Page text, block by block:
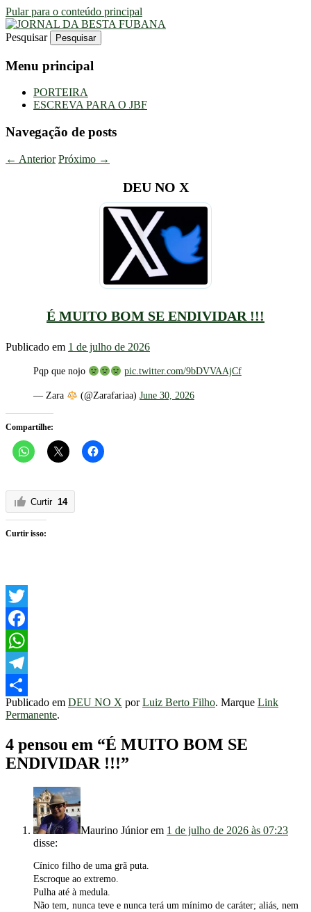
Pular para o conteúdo principal
JORNAL DA BESTA FUBANA
Uma Gazeta Escrota
Pesquisar
Menu principal
PORTEIRA
ESCREVA PARA O JBF
Navegação de posts
← Anterior Próximo →
DEU NO X
É MUITO BOM SE ENDIVIDAR !!!
Publicado em 1 de julho de 2026
Pqp que nojo pic.twitter.com/9bDVVAAjCf
— Zara (@Zarafariaa) June 30, 2026
Compartilhe:
Curtir 14
Curtir isso:
Twitter
Facebook
WhatsApp
Telegram
Share
Publicado em DEU NO X porLuiz Berto Filho. Marque Link
Permanente.
4 pensou em “É MUITO BOM SE
ENDIVIDAR !!!”
Maurino Júniorem 1 de julho de 2026 às 07:23
disse:
Cínico filho de uma grã puta.
Escroque ao extremo.
Pulha até à medula.
Não tem, nunca teve e nunca terá um mínimo de caráter; aliás, nem